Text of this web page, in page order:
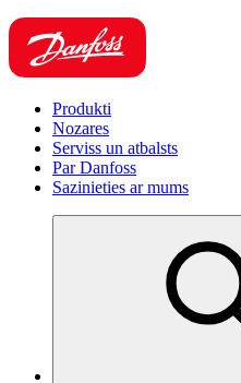
Produkti
Nozares
Serviss un atbalsts
Par Danfoss
Sazinieties ar mums